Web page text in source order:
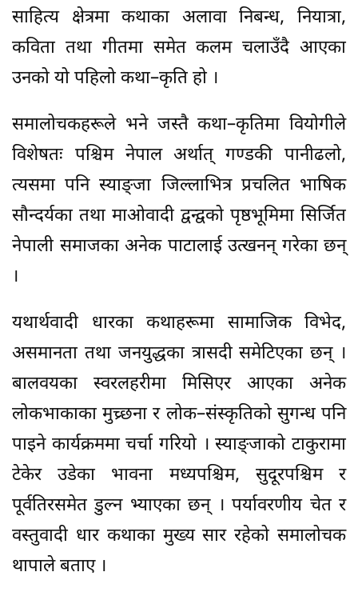
साहित्य क्षेत्रमा कथाका अलावा निबन्ध, नियात्रा,
कविता तथा गीतमा समेत कलम चलाउँदै आएका
उनको यो पहिलो कथा–कृति हो ।
समालोचकहरूले भने जस्तै कथा–कृतिमा वियोगीले
विशेषतः पश्चिम नेपाल अर्थात् गण्डकी पानीढलो,
त्यसमा पनि स्याङ्जा जिल्लाभित्र प्रचलित भाषिक
सौन्दर्यका तथा माओवादी द्वन्द्वको पृष्ठभूमिमा सिर्जित
नेपाली समाजका अनेक पाटालाई उत्खनन् गरेका छन्
।
यथार्थवादी धारका कथाहरूमा सामाजिक विभेद,
असमानता तथा जनयुद्धका त्रासदी समेटिएका छन् ।
बालवयका स्वरलहरीमा मिसिएर आएका अनेक
लोकभाकाका मुच्र्छना र लोक–संस्कृतिको सुगन्ध पनि
पाइने कार्यक्रममा चर्चा गरियो । स्याङ्जाको टाकुरामा
टेकेर उडेका भावना मध्यपश्चिम, सुदूरपश्चिम र
पूर्वतिरसमेत डुल्न भ्याएका छन् । पर्यावरणीय चेत र
वस्तुवादी धार कथाका मुख्य सार रहेको समालोचक
थापाले बताए ।